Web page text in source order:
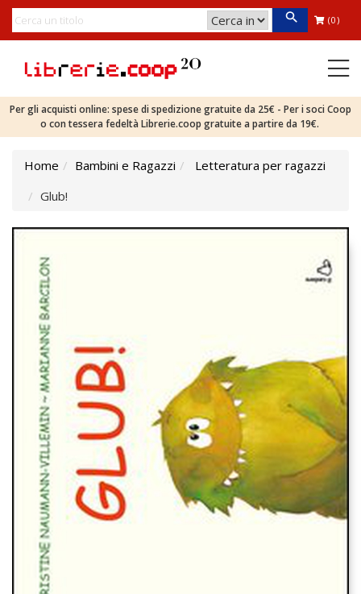
(0)
Per gli acquisti online: spese di spedizione gratuite da 25€ - Per i soci Coop
o con tessera fedeltà Librerie.coop gratuite a partire da 19€.
Home Bambini e Ragazzi
Letteratura per ragazzi
Glub!